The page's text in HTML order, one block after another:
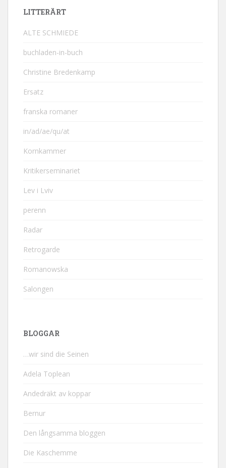
LITTERÄRT
ALTE SCHMIEDE
buchladen-in-buch
Christine Bredenkamp
Ersatz
franska romaner
in/ad/ae/qu/at
Kornkammer
Kritikerseminariet
Lev i Lviv
perenn
Radar
Retrogarde
Romanowska
Salongen
BLOGGAR
…wir sind die Seinen
Adela Toplean
Andedräkt av koppar
Bernur
Den långsamma bloggen
Die Kaschemme